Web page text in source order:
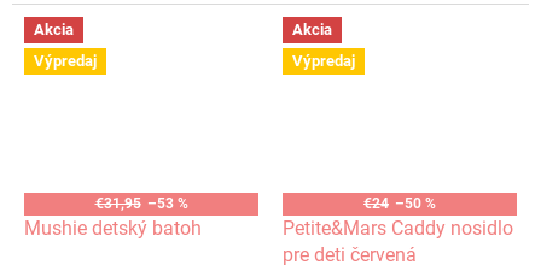
Akcia
Výpredaj
€31,95 –53 %
Mushie detský batoh
Akcia
Výpredaj
€24 –50 %
Petite&Mars Caddy nosidlo
pre deti červená